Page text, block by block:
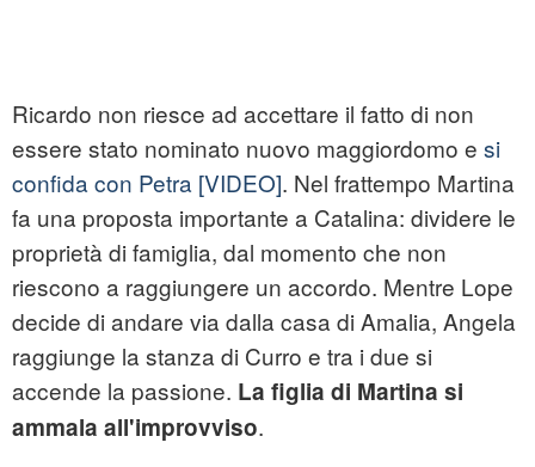
Ricardo non riesce ad accettare il fatto di non
essere stato nominato nuovo maggiordomo e si
confida con Petra [VIDEO]. Nel frattempo Martina
fa una proposta importante a Catalina: dividere le
proprietà di famiglia, dal momento che non
riescono a raggiungere un accordo. Mentre Lope
decide di andare via dalla casa di Amalia, Angela
raggiunge la stanza di Curro e tra i due si
accende la passione. La figlia di Martina si
ammala all'improvviso.